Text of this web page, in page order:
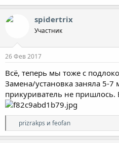
spidertrix
Участник
26 Фев 2017
Всё, теперь мы тоже с
Замена/установка заняла 5-7
прикуриватель не пришлось.
Р
е
а
prizrakps и feofan